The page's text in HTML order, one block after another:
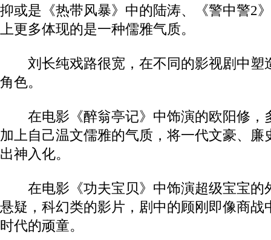
抑或是《热带风暴》中的陆涛、《警中警2
上更多体现的是一种儒雅气质。
刘长纯戏路很宽，在不同的影视剧中塑
角色。
在电影《醉翁亭记》中饰演的欧阳修，
加上自己温文儒雅的气质，将一代文豪、廉
出神入化。
在电影《功夫宝贝》中饰演超级宝宝的
悬疑，科幻类的影片，剧中的顾刚即像商战
时代的顽童。